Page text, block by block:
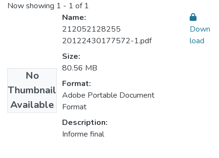
Now showing 1 - 1 of 1
No
Thumbnail
Available
Name:
212052128255
20122430177572-1.pdf
Size:
80.56 MB
Format:
Adobe Portable Document
Format
Description:
Informe final
Down
load